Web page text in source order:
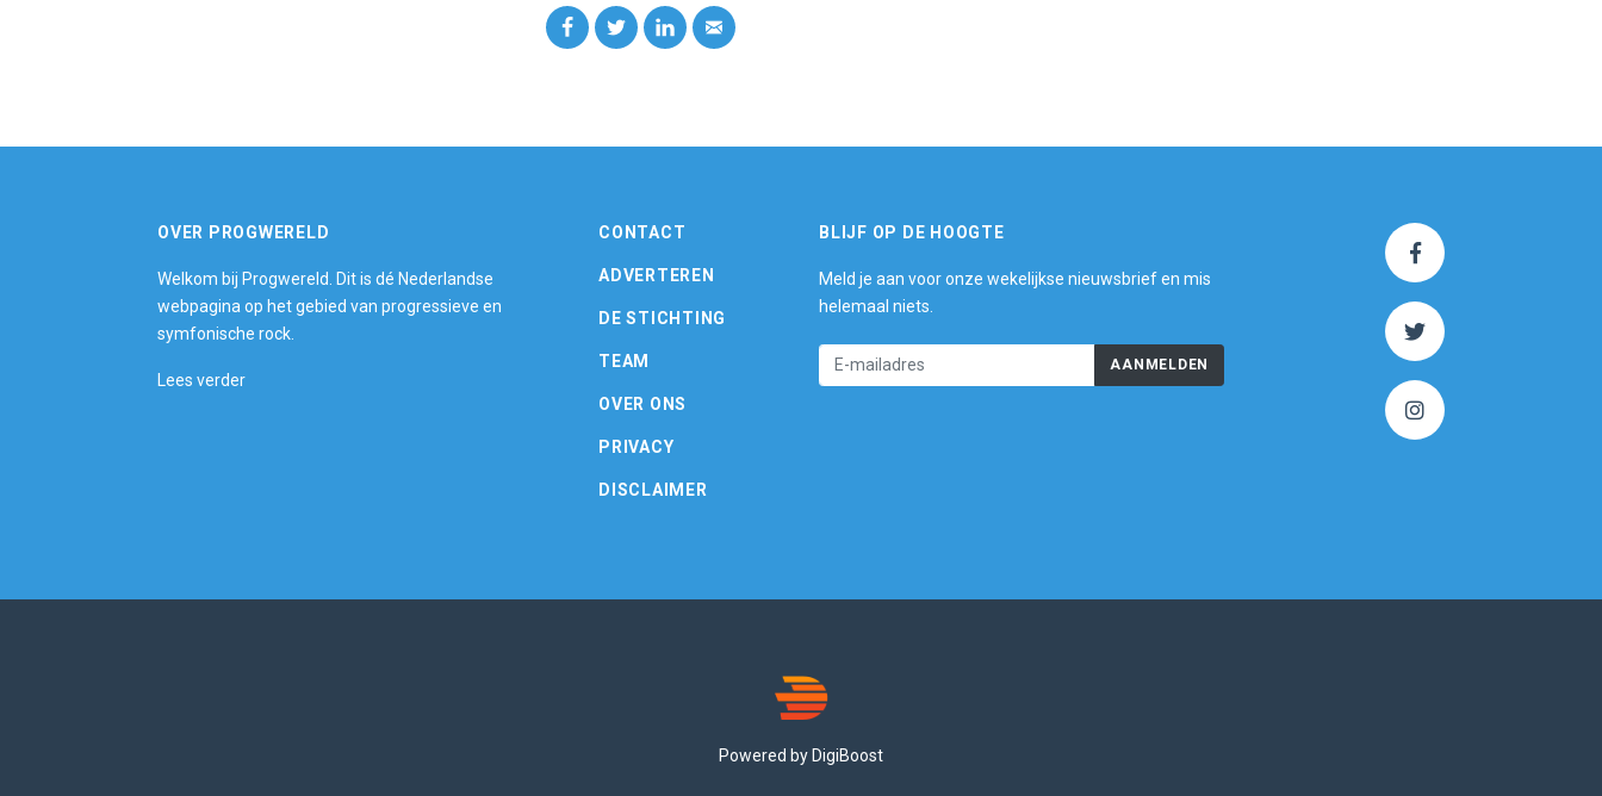
OVER PROGWERELD
Welkom bij Progwereld. Dit is dé Nederlandse
webpagina op het gebied van progressieve en
symfonische rock.
Lees verder
CONTACT
ADVERTEREN
DE STICHTING
TEAM
OVER ONS
PRIVACY
DISCLAIMER
BLIJF OP DE HOOGTE
Meld je aan voor onze wekelijkse nieuwsbrief en mis
helemaal niets.
AANMELDEN
Powered by DigiBoost